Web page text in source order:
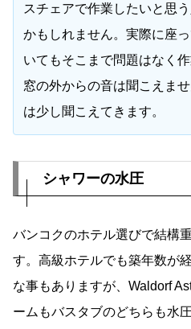
スチェアで作業したいと思
かもしれません。実際に座
いてもそこまで問題はなく
窓の外からの音は聞こえま
は少し聞こえてきます。
シャワーの水圧
バンコクのホテル選びで結構
す。高級ホテルでも築年数が
な事もありますが、Waldorf
ームもバスタブのどちらも水